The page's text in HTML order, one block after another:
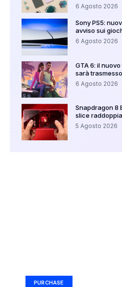
6 Agosto 2026
Sony PS5:
avviso sui
6 Agosto 2026
GTA 6: il
sarà
6 Agosto 2026
Snapdragon 8
slice
5 Agosto 2026
PURCHASE